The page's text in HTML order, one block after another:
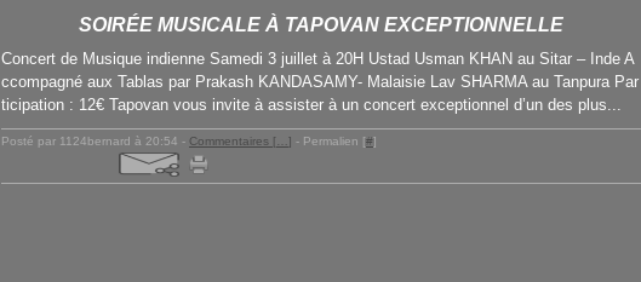
SOIRÉE MUSICALE À TAPOVAN EXCEPTIONNELLE
Concert de Musique indienne Samedi 3 juillet à 20H Ustad Usman KHAN au Sitar – Inde A
ccompagné aux Tablas par Prakash KANDASAMY- Malaisie Lav SHARMA au Tanpura Par
ticipation : 12€ Tapovan vous invite à assister à un concert exceptionnel d’un des plus...
Posté par 1124bernard à 20:54 - Commentaires [ ] - Permalien [#]